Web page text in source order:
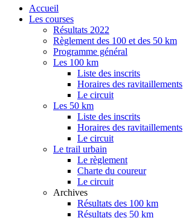
Accueil
Les courses
Résultats 2022
Règlement des 100 et des 50 km
Programme général
Les 100 km
Liste des inscrits
Horaires des ravitaillements
Le circuit
Les 50 km
Liste des inscrits
Horaires des ravitaillements
Le circuit
Le trail urbain
Le règlement
Charte du coureur
Le circuit
Archives
Résultats des 100 km
Résultats des 50 km